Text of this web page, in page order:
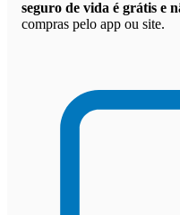
seguro de vida é grátis e
compras pelo app ou site.